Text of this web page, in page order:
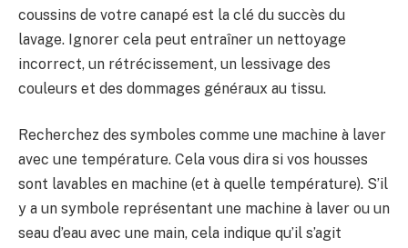
coussins de votre canapé est la clé du succès du
lavage. Ignorer cela peut entraîner un nettoyage
incorrect, un rétrécissement, un lessivage des
couleurs et des dommages généraux au tissu.
Recherchez des symboles comme une machine à laver
avec une température. Cela vous dira si vos housses
sont lavables en machine (et à quelle température). S’il
y a un symbole représentant une machine à laver ou un
seau d’eau avec une main, cela indique qu’il s’agit